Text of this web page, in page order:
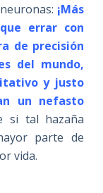
¡Más
errar con
de precisión
del mundo,
y justo
un nefasto
si tal hazaña
parte de
vida.